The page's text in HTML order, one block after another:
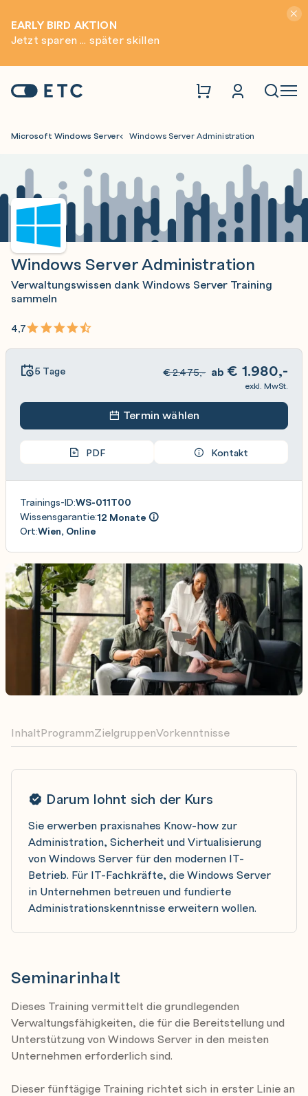
EARLY BIRD AKTION
Jetzt sparen ... später skillen
Startseite: ETC
Microsoft Windows Server Windows Server Administration
Windows Server Administration
Verwaltungswissen dank Windows Server Training
sammeln
4,7
Darum lohnt sich der Kurs
Sie erwerben praxisnahes Know-how zur
Administration, Sicherheit und Virtualisierung
von Windows Server für den modernen IT-
Betrieb. Für IT-Fachkräfte, die Windows Server
in Unternehmen betreuen und fundierte
Administrationskenntnisse erweitern wollen.
Seminarinhalt
Dieses Training vermittelt die grundlegenden
Verwaltungsfähigkeiten, die für die Bereitstellung und
Unterstützung von Windows Server in den meisten
Unternehmen erforderlich sind.
Dieser fünftägige Training richtet sich in erster Linie an
InhaltProgrammZielgruppenVorkenntnisse
5 Tage €2.475,- ab € 1.980,-
exkl. MwSt.
Termin wählen
PDF Kontakt
Trainings-ID:WS-011T00
Wissensgarantie:12 Monate
Ort:Wien, Online